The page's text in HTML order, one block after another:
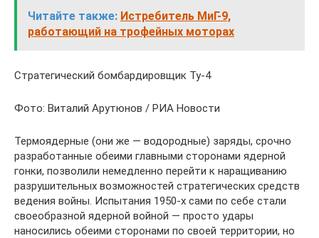
Читайте также: Истребитель МиГ-9,
работающий на трофейных моторах
Стратегический бомбардировщик Ту-4
Фото: Виталий Арутюнов / РИА Новости
Термоядерные (они же — водородные) заряды, срочно
разработанные обеими главными сторонами ядерной
гонки, позволили немедленно перейти к наращиванию
разрушительных возможностей стратегических средств
ведения войны. Испытания 1950-х сами по себе стали
своеобразной ядерной войной — просто удары
наносились обеими сторонами по своей территории, но